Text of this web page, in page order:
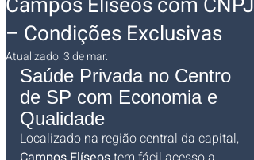
– Condições Exclusivas
Atualizado:3 de mar.
Saúde Privada no Centro
de SP com Economia e
Qualidade
Localizado na região central da capital,